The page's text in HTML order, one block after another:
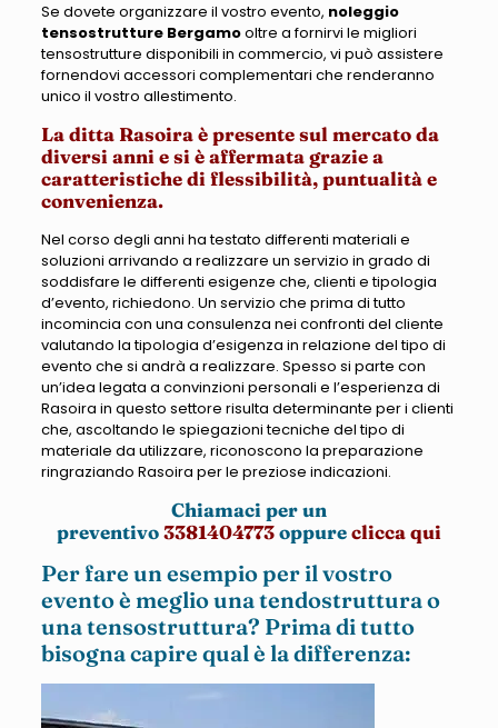
Se dovete organizzare il vostro evento, noleggio
tensostrutture Bergamooltre a fornirvi le migliori
tensostrutture disponibili in commercio, vi può assistere
fornendovi accessori complementari che renderanno
unico il vostro allestimento.
La ditta Rasoira è presente sul mercato da
diversi anni e si è affermata grazie a
caratteristiche di flessibilità, puntualità e
convenienza.
Nel corso degli anni ha testato differenti materiali e
soluzioni arrivando a realizzare un servizio in grado di
soddisfare le differenti esigenze che, clienti e tipologia
d’evento, richiedono. Un servizio che prima di tutto
incomincia con una consulenza nei confronti del cliente
valutando la tipologia d’esigenza in relazione del tipo di
evento che si andrà a realizzare. Spesso si parte con
un’idea legata a convinzioni personali e l’esperienza di
Rasoira in questo settore risulta determinante per i clienti
che, ascoltando le spiegazioni tecniche del tipo di
materiale da utilizzare, riconoscono la preparazione
ringraziando Rasoira per le preziose indicazioni.
Chiamaci per un
preventivo3381404773oppureclicca qui
Per fare un esempio per il vostro
evento è meglio una tendostruttura o
una tensostruttura? Prima di tutto
bisogna capire qual è la differenza: